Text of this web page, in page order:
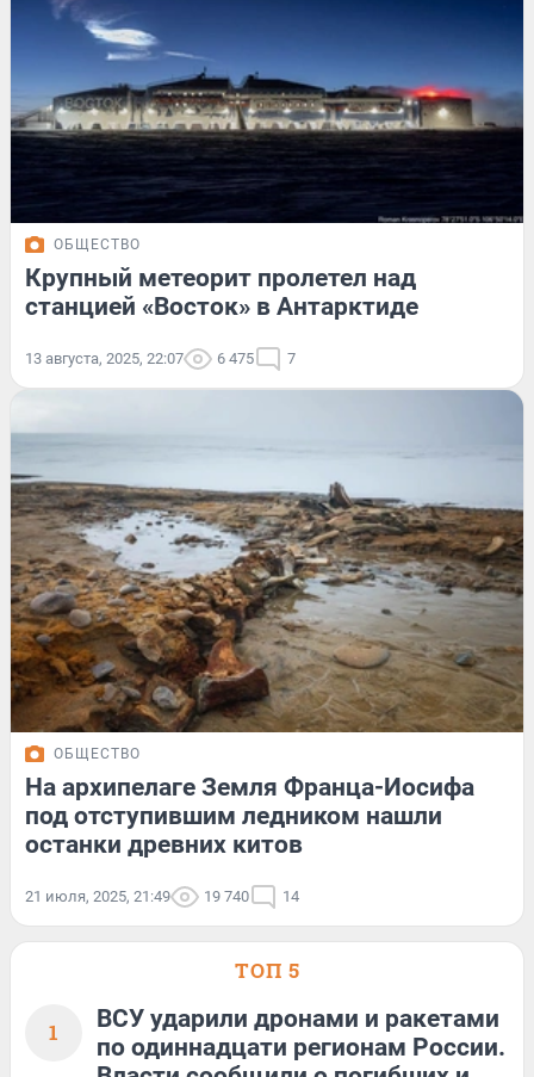
ОБЩЕСТВО
Крупный метеорит пролетел над
станцией «Восток» в Антарктиде
13 августа, 2025, 22:07 6 475 7
ОБЩЕСТВО
На архипелаге Земля Франца-Иосифа
под отступившим ледником нашли
останки древних китов
21 июля, 2025, 21:49 19 740 14
ТОП 5
1
ВСУ ударили дронами и ракетами
по одиннадцати регионам России.